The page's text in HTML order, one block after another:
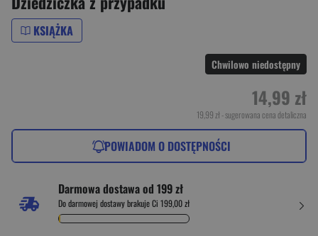
KSIĄŻKA
Chwilowo niedostępny
14,99 zł
19,99 zł- sugerowana cena detaliczna
POWIADOM O DOSTĘPNOŚCI
Darmowa dostawa od 199 zł
Do darmowej dostawy brakuje Ci 199,00 zł